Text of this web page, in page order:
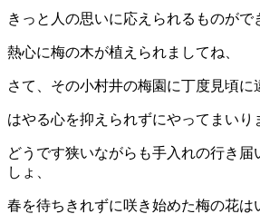
きっと人の思いに応えられるものが
熱心に梅の木が植えられましてね、
さて、その小村井の梅園に丁度見頃に
はやる心を抑えられずにやってまいり
どうです狭いながらも手入れの行き届
しょ、
春を待ちきれずに咲き始めた梅の花は